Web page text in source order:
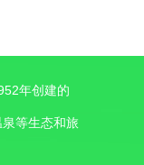
年创建的
等生态和旅